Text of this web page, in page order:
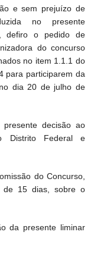
e sem prejuízo de
no presente
defiro o pedido de
do concurso
no item 1.1.1 do
para participarem da
dia 20 de julho de
decisão ao
Distrito Federal e
do Concurso,
de 15 dias, sobre o
da presente liminar